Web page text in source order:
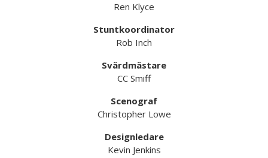
Ren Klyce
Stuntkoordinator
Rob Inch
Svärdmästare
CC Smiff
Scenograf
Christopher Lowe
Designledare
Kevin Jenkins